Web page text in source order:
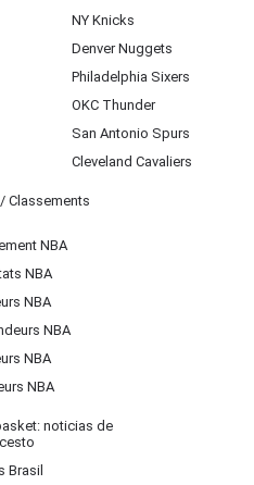
NY Knicks
Denver Nuggets
Philadelphia Sixers
OKC Thunder
San Antonio Spurs
Cleveland Cavaliers
Classements
NBA
NBA
NBA
NBA
NBA
NBA
noticias de
Brasil